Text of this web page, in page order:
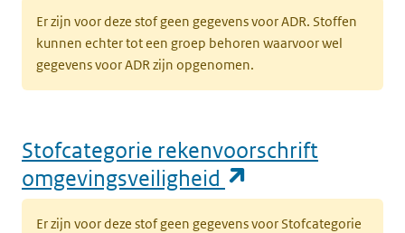
Er zijn voor deze stof geen gegevens voor ADR. Stoffen
kunnen echter tot een groep behoren waarvoor wel
gegevens voor ADR zijn opgenomen.
Stofcategorie rekenvoorschrift
omgevingsveiligheid
Er zijn voor deze stof geen gegevens voor Stofcategorie